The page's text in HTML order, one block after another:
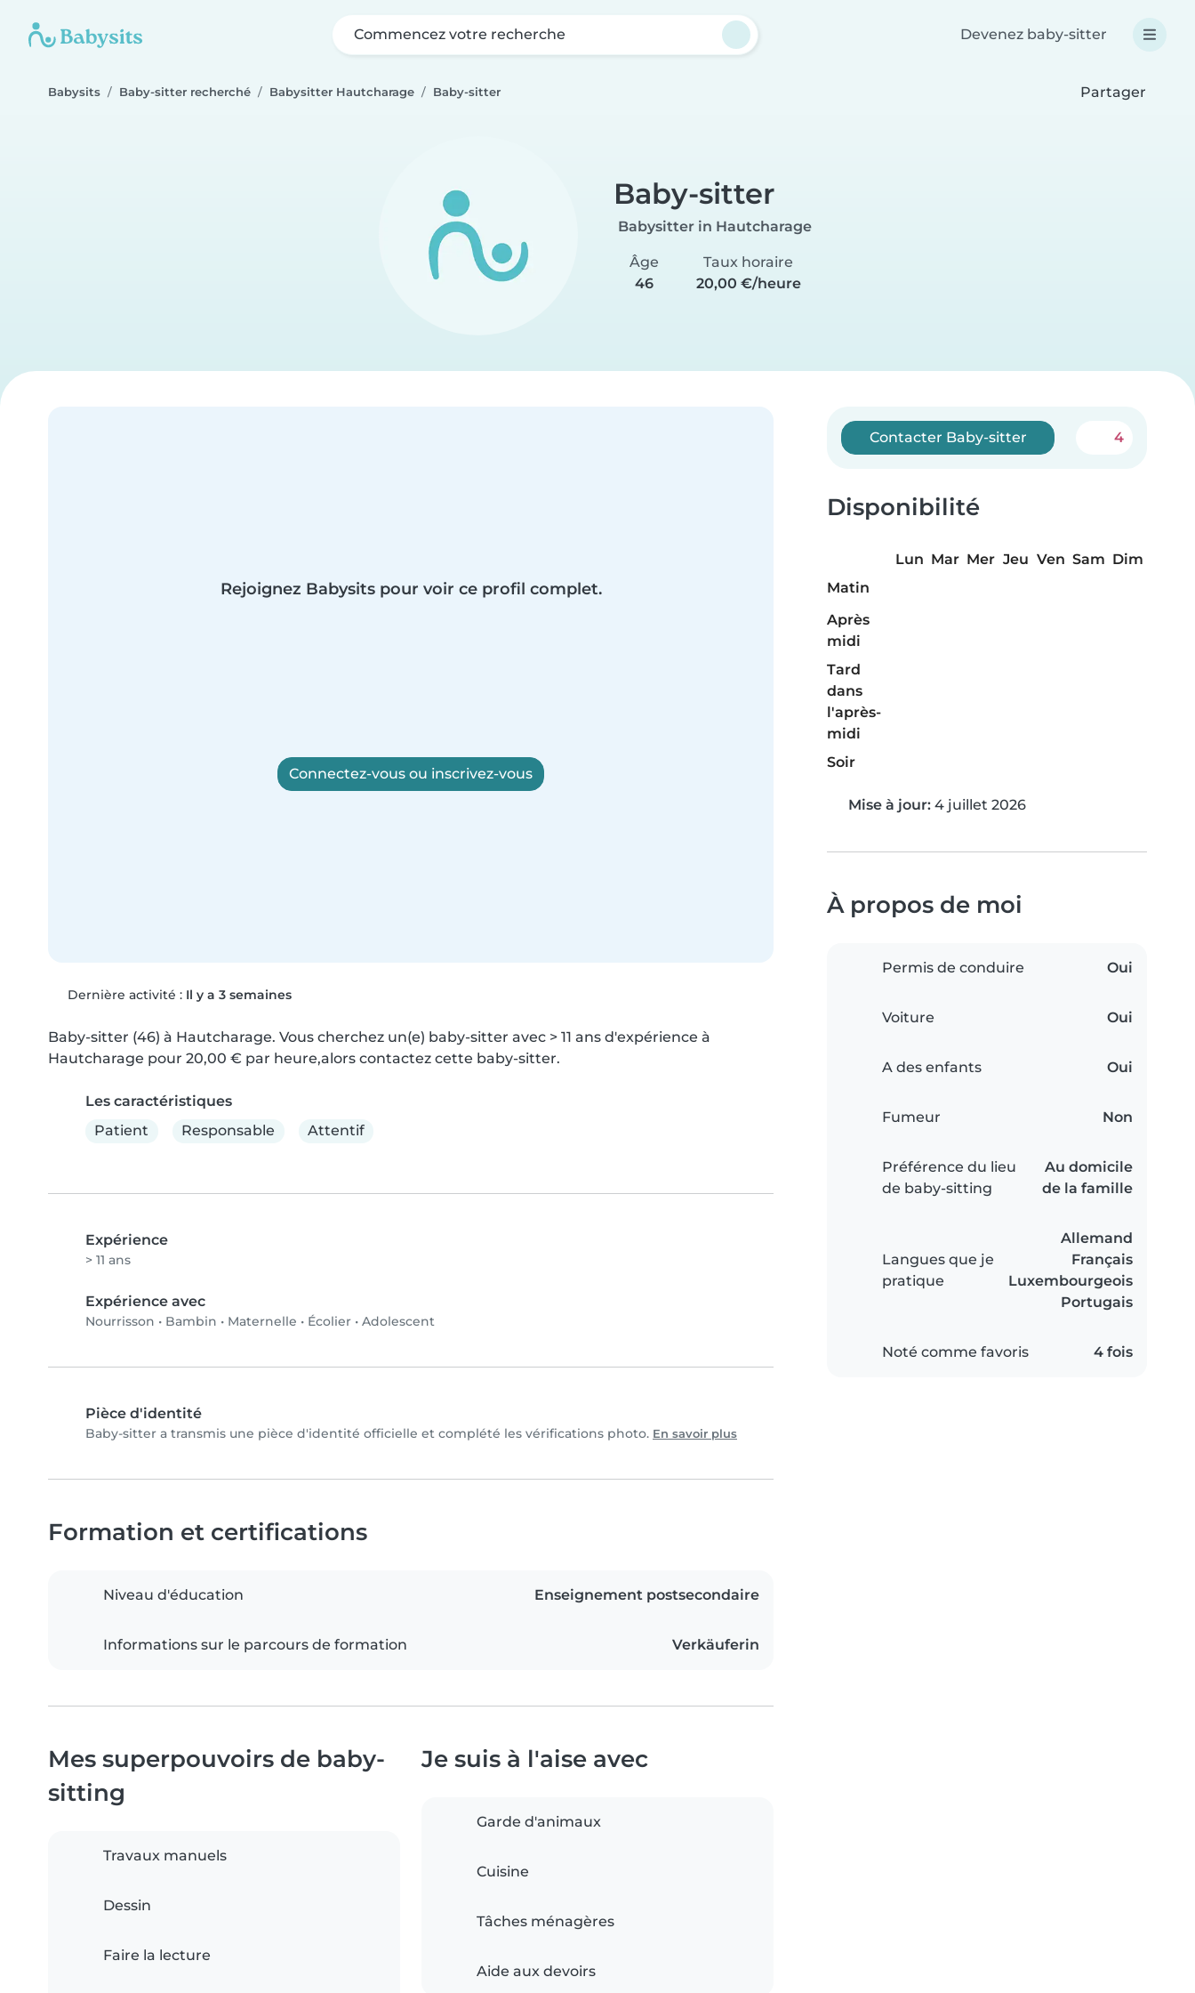
Commencez votre recherche Devenez baby-sitter
Babysits Baby-sitter recherché Babysitter Hautcharage Baby-sitter Partager
Baby-sitter
Babysitter in Hautcharage
Âge
46
Taux horaire
20,00 €/heure
Rejoignez Babysits pour voir ce profil complet.
Connectez-vous ou inscrivez-vous
Dernière activité : Il y a 3 semaines
Baby-sitter (46) à Hautcharage. Vous cherchez un(e) baby-sitter avec > 11 ans d'expérience à
Hautcharage pour 20,00 € par heure,alors contactez cette baby-sitter.
Les caractéristiques
Patient
Responsable Attentif
Expérience
> 11 ans
Expérience avec
Nourrisson • Bambin • Maternelle • Écolier • Adolescent
Pièce d'identité
Baby-sitter a transmis une pièce d'identité officielle et complété les vérifications photo. En savoir plus
Contacter Baby-sitter 4
Disponibilité
Lun Mar Mer Jeu Ven Sam Dim
Matin
Après
midi
Tard
dans
l'après-
midi
Soir
Mise à jour: 4 juillet 2026
À propos de moi
Permis de conduire Oui
Voiture Oui
A des enfants Oui
Fumeur Non
Préférence du lieu
de baby-sitting
Au domicile
de la famille
Langues que je
pratique
Allemand
Français
Luxembourgeois
Portugais
Noté comme favoris 4 fois
Formation et certifications
Niveau d'éducation Enseignement postsecondaire
Informations sur le parcours de formation Verkäuferin
Mes superpouvoirs de baby-
sitting
Travaux manuels
Dessin
Faire la lecture
Je suis à l'aise avec
Garde d'animaux
Cuisine
Tâches ménagères
Aide aux devoirs